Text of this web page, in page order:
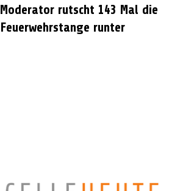
Moderator rutscht 143 Mal die
Feuerwehrstange runter